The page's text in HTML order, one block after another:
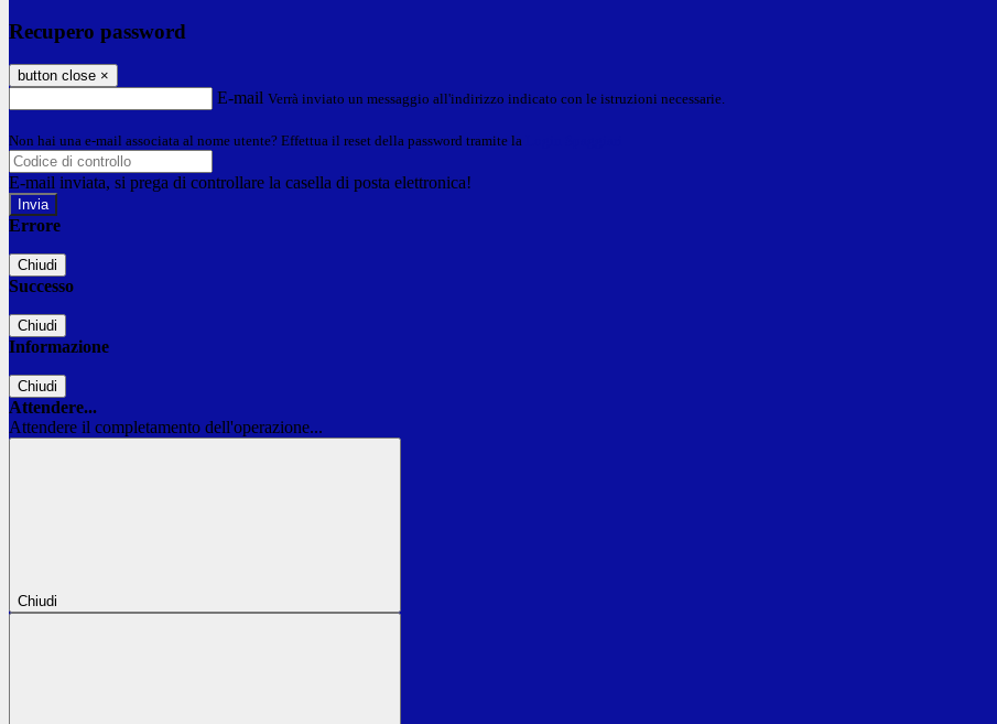
Recupero password
button close ×
E-mail Verrà inviato un messaggio all'indirizzo indicato con le istruzioni necessarie.
Non hai una e-mail associata al nome utente? Effettua il reset della password tramite la
E-mail inviata, si prega di controllare la casella di posta elettronica!
Errore
Chiudi
Successo
Chiudi
Informazione
Chiudi
Attendere...
Attendere il completamento dell'operazione...
Chiudi